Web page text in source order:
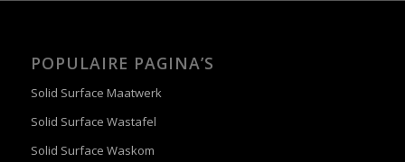
POPULAIRE PAGINA’S
Solid Surface Maatwerk
Solid Surface Wastafel
Solid Surface Waskom